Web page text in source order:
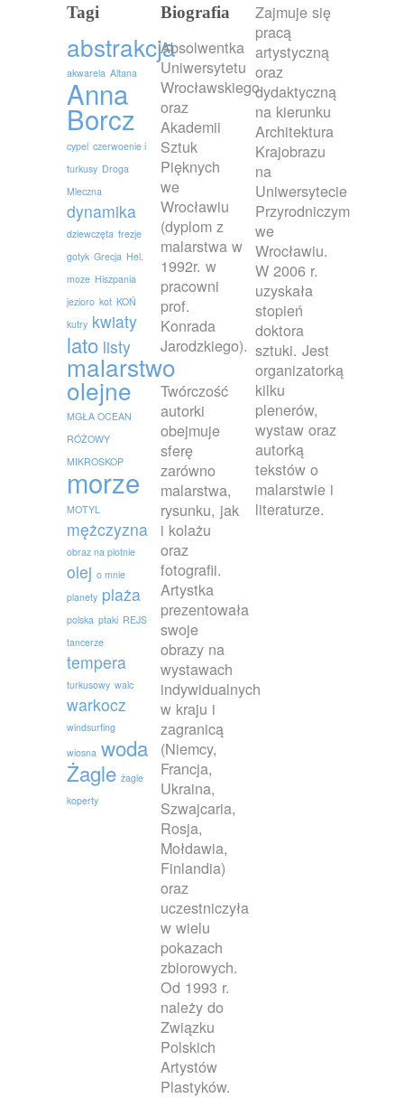
Tagi
abstrakcja
akwarela Altana
Anna
Borcz
cypel czerwoenie i
turkusy Droga
Mleczna
dynamika
dziewczęta frezje
gotyk Grecja Hel.
moze Hiszpania
jezioro kot KOŃ
kutry kwiaty
lato listy
malarstwo
olejne
MGŁA OCEAN
RÓŻOWY
MIKROSKOP
morze
MOTYL
mężczyzna
obraz na plotnie
olej o mnie
planety plaża
polska ptaki REJS
tancerze
tempera
turkusowy walc
warkocz
windsurfing
wiosna woda
Żagle żagle
koperty
Biografia
Absolwentka
Uniwersytetu
Wrocławskiego
oraz
Akademii
Sztuk
Pięknych
we
Wrocławiu
(dyplom z
malarstwa w
1992r. w
pracowni
prof.
Konrada
Jarodzkiego).
Twórczość
autorki
obejmuje
sferę
zarówno
malarstwa,
rysunku, jak
i kolażu
oraz
fotografii.
Artystka
prezentowała
swoje
obrazy na
wystawach
indywidualnych
w kraju i
zagranicą
(Niemcy,
Francja,
Ukraina,
Szwajcaria,
Rosja,
Mołdawia,
Finlandia)
oraz
uczestniczyła
w wielu
pokazach
zbiorowych.
Od 1993 r.
należy do
Związku
Polskich
Artystów
Plastyków.
Zajmuje się
pracą
artystyczną
oraz
dydaktyczną
na kierunku
Architektura
Krajobrazu
na
Uniwersytecie
Przyrodniczym
we
Wrocławiu.
W 2006 r.
uzyskała
stopień
doktora
sztuki. Jest
organizatorką
kilku
plenerów,
wystaw oraz
autorką
tekstów o
malarstwie i
literaturze.